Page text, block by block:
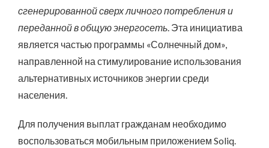
сгенерированной сверх личного потребления и
переданной в общую энергосеть . Эта инициатива
является частью программы «Солнечный дом»,
направленной на стимулирование использования
альтернативных источников энергии среди
населения.
Для получения выплат гражданам необходимо
воспользоваться мобильным приложением Soliq.